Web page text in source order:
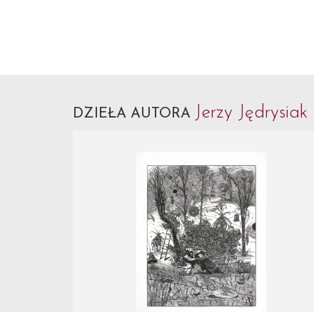
DZIEŁA AUTORA Jerzy Jędrysiak